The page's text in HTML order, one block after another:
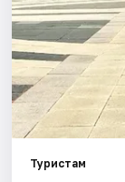
Туристам